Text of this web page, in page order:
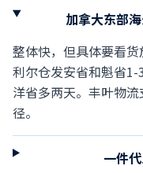
加拿大东部
整体快，但具体要看
利尔仓发安省和魁省
洋省多两天。丰叶物
径。
一件